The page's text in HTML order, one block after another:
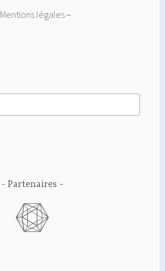
Mentions légales–
Partenaires